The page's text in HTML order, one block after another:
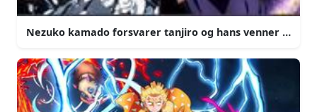
Nezuko kamado forsvarer tanjiro og hans venner i